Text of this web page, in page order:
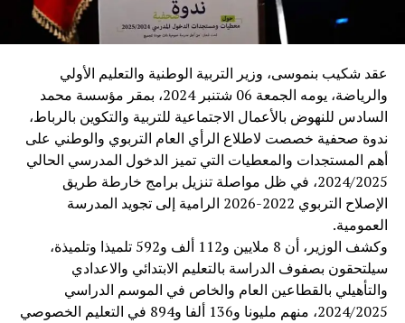
عقد شكيب بنموسى، وزير التربية الوطنية والتعليم الأولي
والرياضة، يومه الجمعة 06 شتنبر 2024، بمقر مؤسسة محمد
السادس للنهوض بالأعمال الاجتماعية للتربية والتكوين بالرباط،
ندوة صحفية خصصت لاطلاع الرأي العام التربوي والوطني على
أهم المستجدات والمعطيات التي تميز الدخول المدرسي الحالي
2024/2025، في ظل مواصلة تنزيل برامج خارطة طريق
الإصلاح التربوي 2022-2026 الرامية إلى تجويد المدرسة
العمومية.
وكشف الوزير، أن 8 ملايين و112 ألف و592 تلميذا وتلميذة،
سيلتحقون بصفوف الدراسة بالتعليم الابتدائي والاعدادي
والتأهيلي بالقطاعين العام والخاص في الموسم الدراسي
2024/2025، منهم مليونا و136 ألفا و894 في التعليم الخصوصي